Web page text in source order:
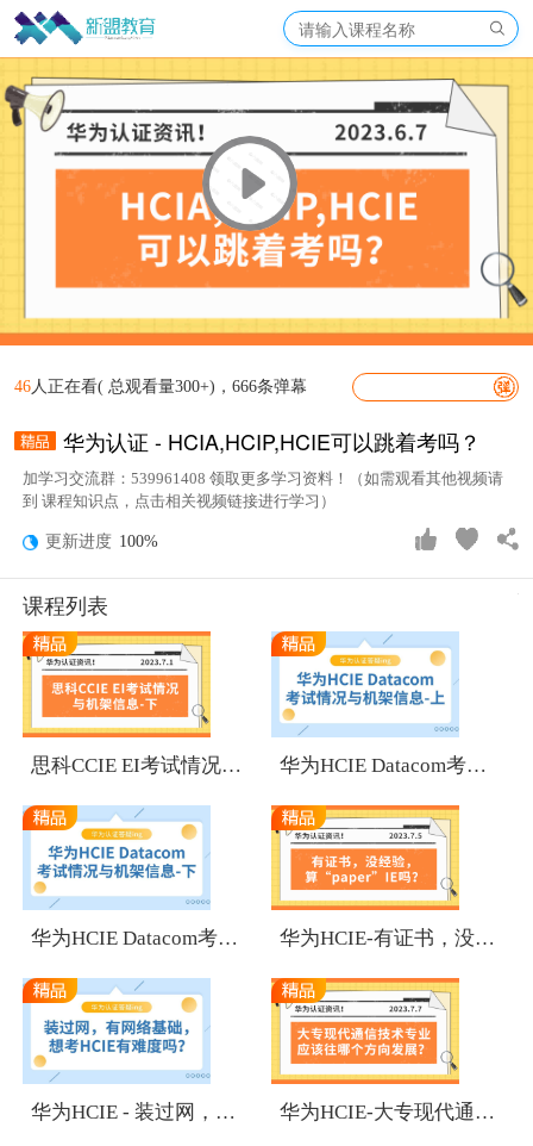
46人正在看( 总观看量300+)，666条弹幕
华为认证 - HCIA,HCIP,HCIE可以跳着考吗？
加学习交流群：539961408 领取更多学习资料！（如需观看其他视频请
到 课程知识点，点击相关视频链接进行学习）
更新进度 100%
课程列表
思科CCIE EI考试情况与机架信息-下 华为HCIE Datacom考试情况与机架信息-上
华为HCIE Datacom考试情况与机架信息-下 华为HCIE-有证书，没经验，算“paper”IE吗？
华为HCIE - 装过网，有网络基础，想考HCIE有难度吗？ 华为HCIE-大专现代通信技术专业应该往哪个方向发展？